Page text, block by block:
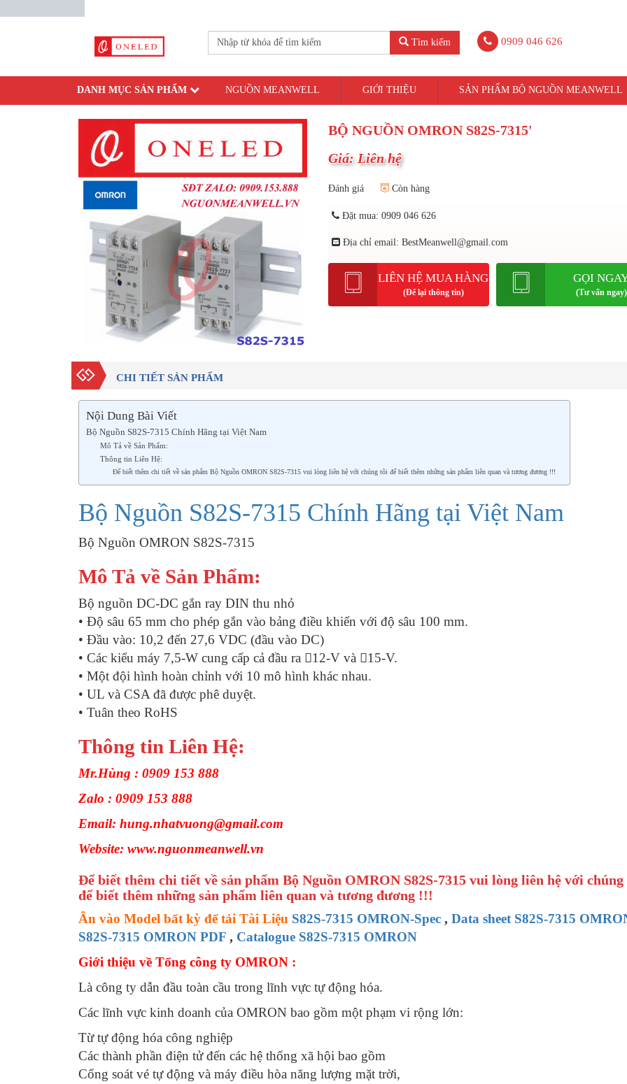
Tìm kiếm 0909 046 626
DANH MỤC SẢN PHẨM NGUỒN MEANWELL GIỚI THIỆU SẢN PHẨM BỘ NGUỒN MEANWELL
BỘ NGUỒN OMRON S82S-7315'
Giá: Liên hệ
Đánh giá Còn hàng
Đặt mua: 0909 046 626
Địa chỉ email: BestMeanwell@gmail.com
LIÊN HỆ MUA HÀNG
(Để lại thông tin)
GỌI
(Tư vấn ngay)
CHI TIẾT SẢN PHẨM
Nội Dung Bài Viết
Bộ Nguồn S82S-7315 Chính Hãng tại Việt Nam
Mô Tả về Sản Phẩm:
Thông tin Liên Hệ:
Để biết thêm chi tiết về sản phẩm Bộ Nguồn OMRON S82S-7315 vui lòng liên hệ với chúng tôi để biết thêm những sản phẩm liên quan và tương đương !!!
Bộ Nguồn S82S-7315 Chính Hãng tại Việt Nam
Bộ Nguồn OMRON S82S-7315
Mô Tả về Sản Phẩm:
Bộ nguồn DC-DC gắn ray DIN thu nhỏ
• Độ sâu 65 mm cho phép gắn vào bảng điều khiển với độ sâu 100 mm.
• Đầu vào: 10,2 đến 27,6 VDC (đầu vào DC)
• Các kiểu máy 7,5-W cung cấp cả đầu ra 12-V và 15-V.
• Một đội hình hoàn chỉnh với 10 mô hình khác nhau.
• UL và CSA đã được phê duyệt.
• Tuân theo RoHS
Thông tin Liên Hệ:
Mr.Hùng : 0909 153 888
Zalo : 0909 153 888
Email: hung.nhatvuong@gmail.com
Website: www.nguonmeanwell.vn
Để biết thêm chi tiết về sản phẩm Bộ Nguồn OMRON S82S-7315 vui lòng liên hệ với
để biết thêm những sản phẩm liên quan và tương đương !!!
Ân vào Model bất kỳ để tải Tài Liệu S82S-7315 OMRON-Spec , Data sheet S82S-7315
S82S-7315 OMRON PDF , Catalogue S82S-7315 OMRON
Giới thiệu về Tổng công ty OMRON :
Là công ty dẫn đầu toàn cầu trong lĩnh vực tự động hóa.
Các lĩnh vực kinh doanh của OMRON bao gồm một phạm vi rộng lớn:
Từ tự động hóa công nghiệp
Các thành phần điện tử đến các hệ thống xã hội bao gồm
Cổng soát vé tự động và máy điều hòa năng lượng mặt trời,